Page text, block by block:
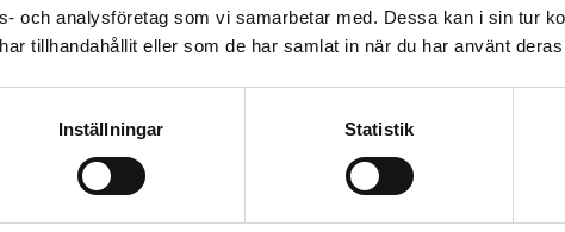
och analysföretag som vi samarbetar med. Dessa kan i sin tur
tillhandahållit eller som de har samlat in när du har använt
Inställningar Statistik